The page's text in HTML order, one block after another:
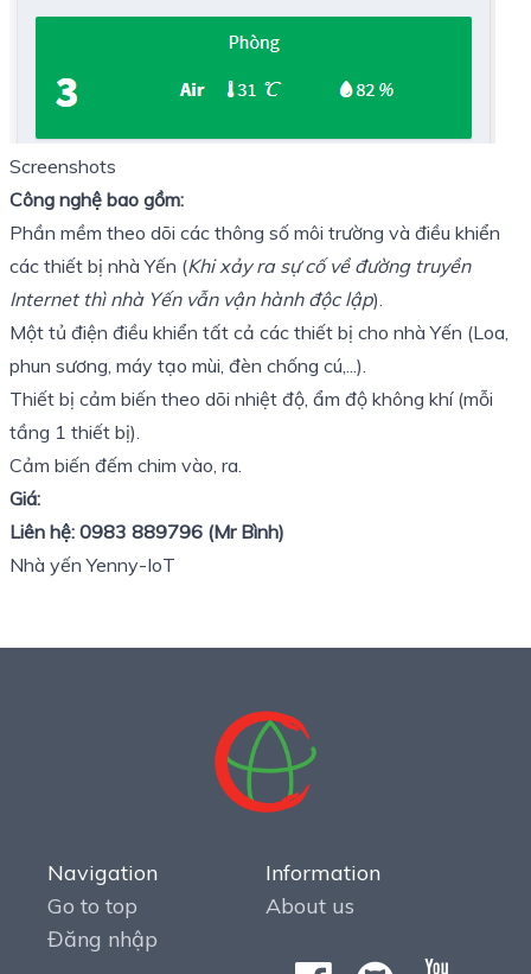
Screenshots
Công nghệ bao gồm:
Phần mềm theo dõi các thông số môi trường và điều khiển
các thiết bị nhà Yến (Khi xảy ra sự cố về đường truyền
Internet thì nhà Yến vẫn vận hành độc lập).
Một tủ điện điều khiển tất cả các thiết bị cho nhà Yến (Loa,
phun sương, máy tạo mùi, đèn chống cú,...).
Thiết bị cảm biến theo dõi nhiệt độ, ẩm độ không khí (mỗi
tầng 1 thiết bị).
Cảm biến đếm chim vào, ra.
Giá:
Liên hệ: 0983 889796 (Mr Bình)
Nhà yến Yenny-IoT
Navigation
Go to top
Đăng nhập
Information
About us